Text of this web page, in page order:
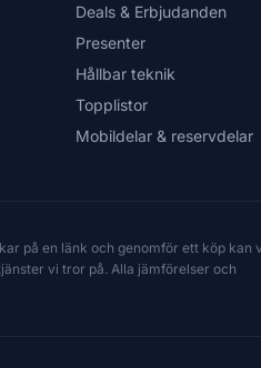
Deals & Erbjudanden
Presenter
Hållbar teknik
Topplistor
Mobildelar & reservdelar
på en länk och genomför ett köp kan
vi tror på. Alla jämförelser och